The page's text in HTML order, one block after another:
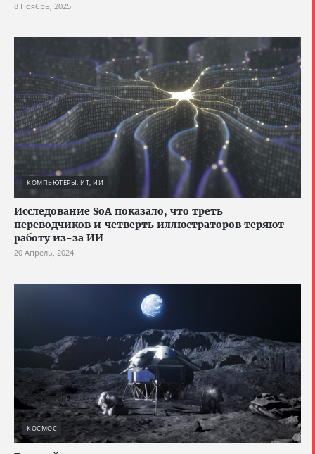
8 Ноябрь, 2025
КОМПЬЮТЕРЫ, ИТ, ИИ
Исследование SoA показало, что треть
переводчиков и четверть иллюстраторов теряют
работу из-за ИИ
20 Апрель, 2024
КОСМОС